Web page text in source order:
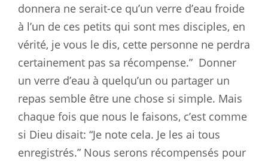
donnera ne serait-ce qu’un verre d’eau froide
à l’un de ces petits qui sont mes disciples, en
vérité, je vous le dis, cette personne ne perdra
certainement pas sa récompense.” Donner
un verre d’eau à quelqu’un ou partager un
repas semble être une chose si simple. Mais
chaque fois que nous le faisons, c’est comme
si Dieu disait: “Je note cela. Je les ai tous
enregistrés.” Nous serons récompensés pour